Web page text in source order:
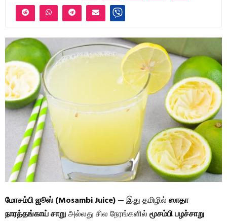
மோசம்பி ஜூஸ் (Mosambi Juice)— இது தமிழில்ஸாதா
நாரத்தங்காய் சாறுஅல்லது சில நேரங்களில்மூசம்பி பழச்சாறு